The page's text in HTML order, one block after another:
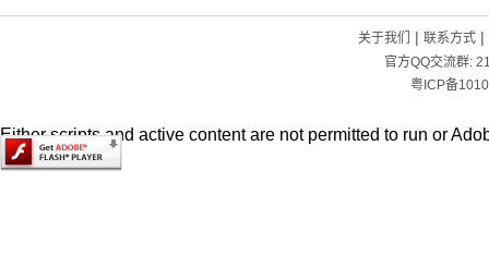
关于我们 | 联系方式|
官方QQ交流群:
粤ICP备
Either scripts and active content are not permitted to run or